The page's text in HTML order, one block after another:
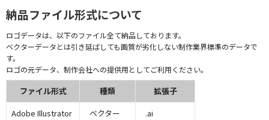
納品ファイル形式について
ロゴデータは、以下のファイル全て納品しております。
ベクターデータとは引き延ばしても画質が劣化しない制作業界標準のデータで
す。
ロゴの元データ、制作会社への提供用としてご利用ください。
ファイル形式 種類
拡張子
Adobe Illustrator
ベクター
.ai